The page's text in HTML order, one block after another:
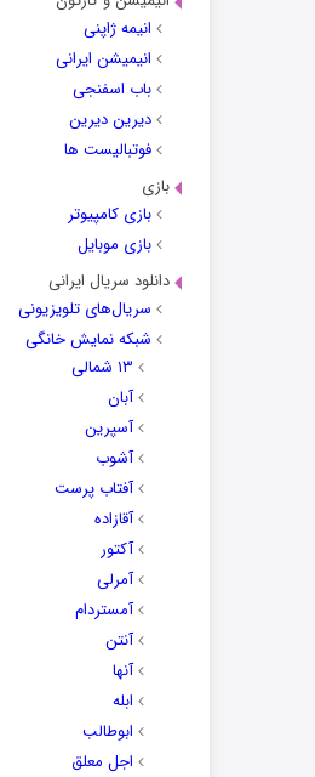
انیمه ژاپنی
انیمیشن ایرانی
باب اسفنجی
دیرین دیرین
فوتبالیست ها
بازی
بازی کامپیوتر
بازی موبایل
دانلود سریال ایرانی
سریال‌های تلویزیونی
شبکه نمایش خانگی
۱۳ شمالی
آبان
آسپرین
آشوب
آفتاب پرست
آقازاده
آکتور
آمرلی
آمستردام
آنتن
آنها
ابله
ابوطالب
اجل معلق